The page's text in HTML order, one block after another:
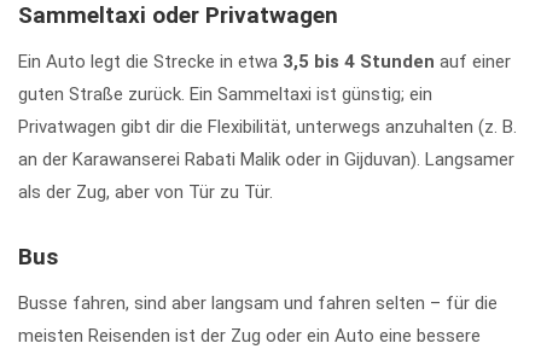
Sammeltaxi oder Privatwagen
Ein Auto legt die Strecke in etwa 3,5 bis 4 Stunden auf einer
guten Straße zurück. Ein Sammeltaxi ist günstig; ein
Privatwagen gibt dir die Flexibilität, unterwegs anzuhalten (z. B.
an der Karawanserei Rabati Malik oder in Gijduvan). Langsamer
als der Zug, aber von Tür zu Tür.
Bus
Busse fahren, sind aber langsam und fahren selten – für die
meisten Reisenden ist der Zug oder ein Auto eine bessere